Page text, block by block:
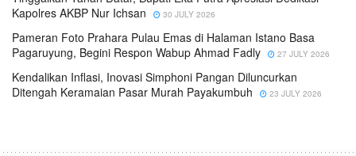
Kapolres AKBP Nur Ichsan
30 JULY 2026
Pameran Foto Prahara Pulau Emas di Halaman Istano Basa
Pagaruyung, Begini Respon Wabup Ahmad Fadly
27 JULY 2026
Kendalikan Inflasi, Inovasi Simphoni Pangan Diluncurkan
Ditengah Keramaian Pasar Murah Payakumbuh
23 JULY 2026